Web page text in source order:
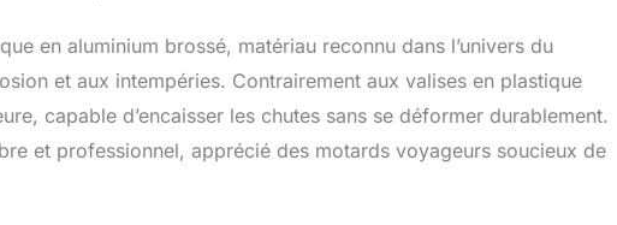
en aluminium brossé, matériau reconnu dans l’univers du
et aux intempéries. Contrairement aux valises en plastique
capable d’encaisser les chutes sans se déformer durablement.
et professionnel, apprécié des motards voyageurs soucieux de